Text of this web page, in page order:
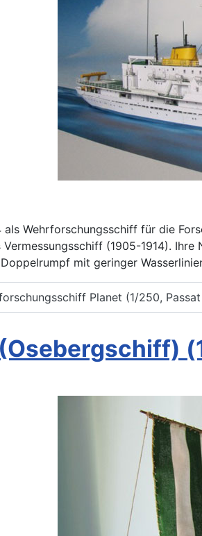
Wehrforschungsschiff für die
(1905-1914). Ihre
mit geringer
Planet (1/250,